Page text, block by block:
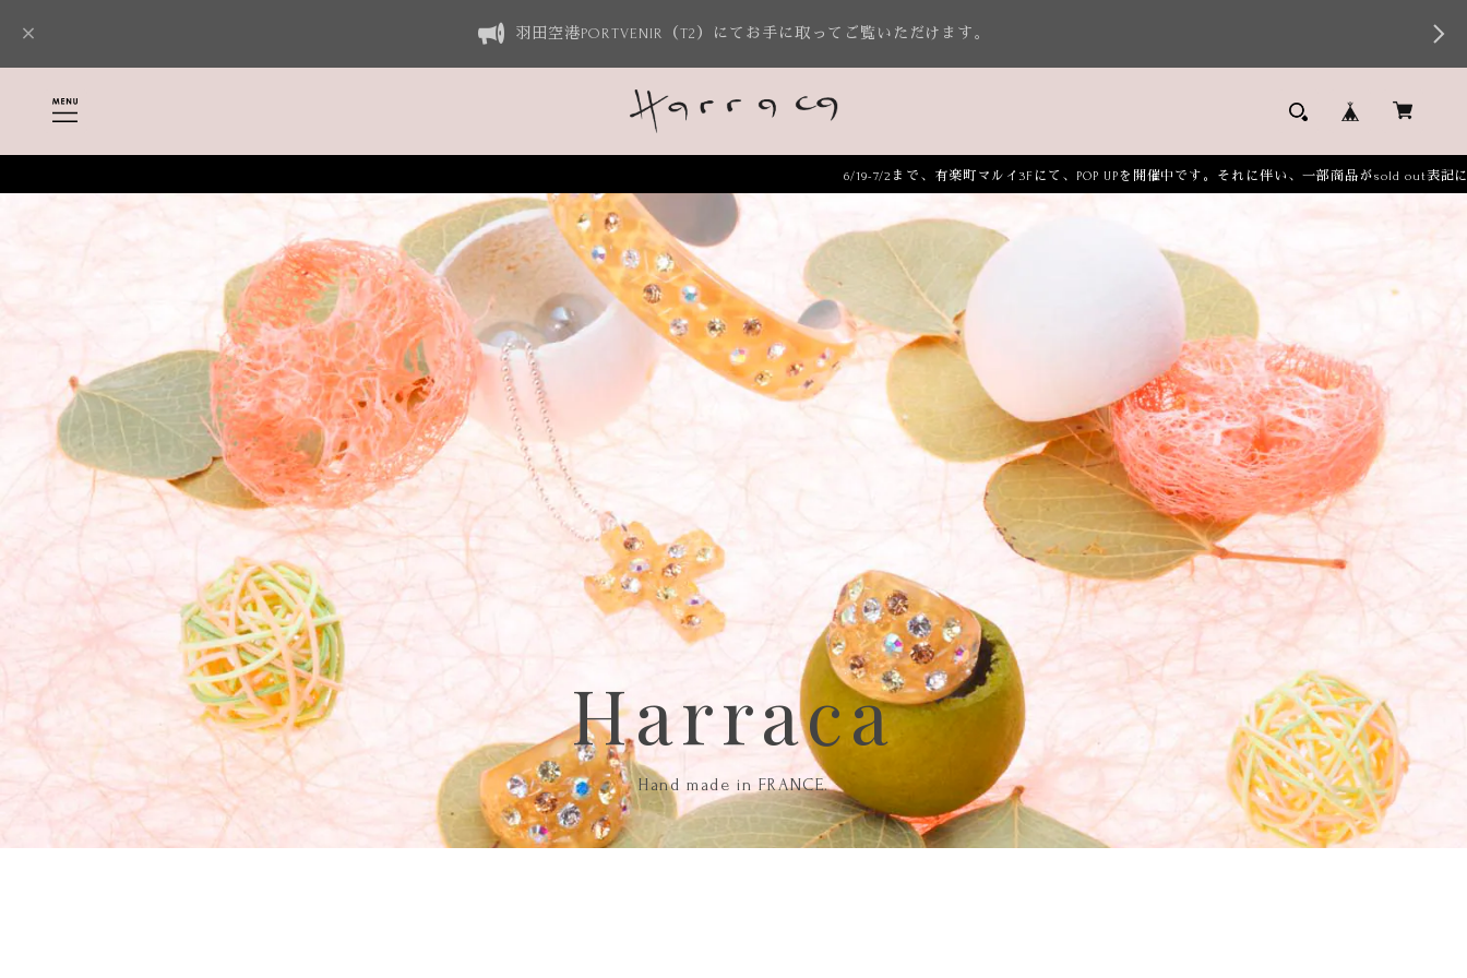
羽田空港PORTVENIR（T2）にてお手に取ってご覧いただけます。
6/19-7/2まで、有楽町マルイ3Fにて、POP UPを開催中です。それに伴い、一部商品がsold out表記になっております。販売再
Harraca
Hand made in FRANCE.